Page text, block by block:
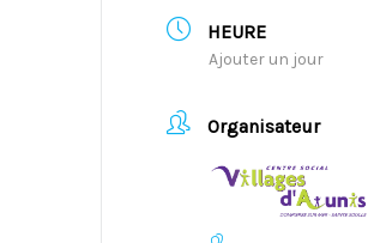
HEURE
Ajouter un jour
Organisateur